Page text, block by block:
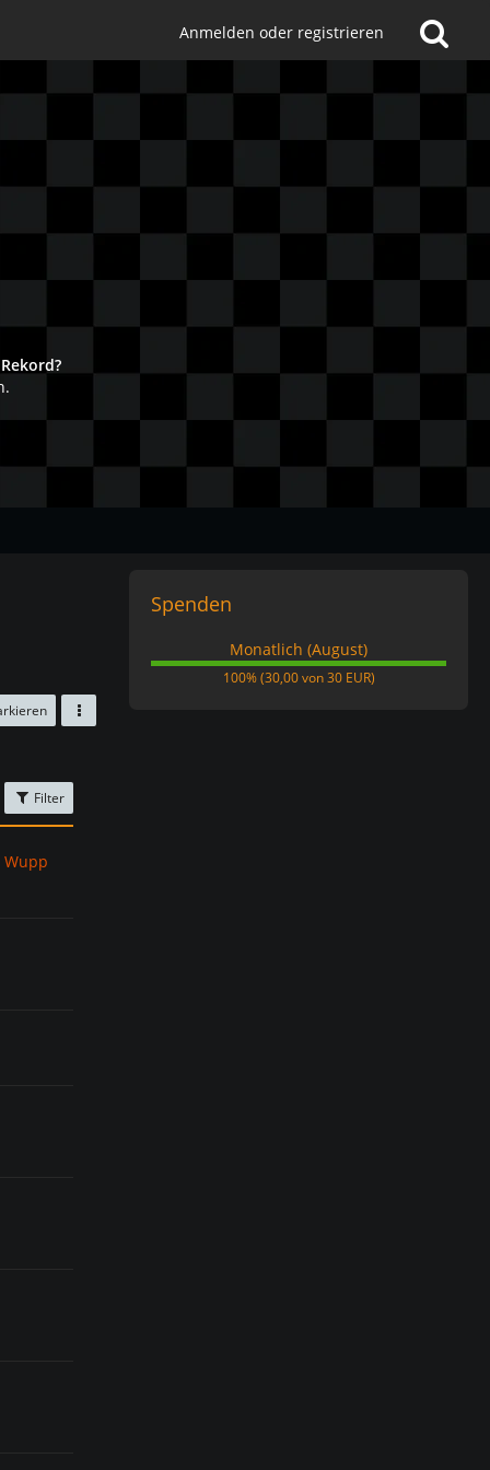
Anmelden oder registrieren
Filter
Wupp
Spenden
Monatlich (August)
100%
100% (30,00 von 30 EUR)